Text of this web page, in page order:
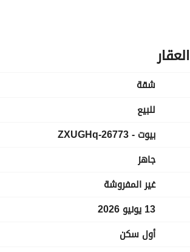
وشفاط البا إيطالي
مستورد والارضيات بورسلين مستورد
عرض معلومات الاتصال
شقة
للبيع
بيوت - 26773-ZXUGHq
جاهز
غير المفروشة
13 يونيو 2026
أول سكن